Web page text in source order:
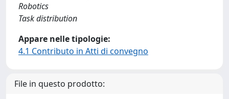
Robotics
Task distribution
Appare nelle tipologie:
4.1 Contributo in Atti di convegno
File in questo prodotto: